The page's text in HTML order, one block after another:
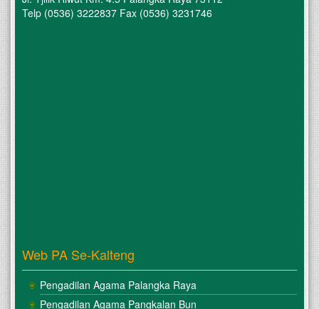
Telp (0536) 3222837 Fax (0536) 3231746
Web PA Se-Kalteng
Pengadilan Agama Palangka Raya
Pengadilan Agama Pangkalan Bun